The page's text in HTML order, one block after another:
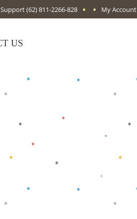
(62) 811-2266-828 My Account
US